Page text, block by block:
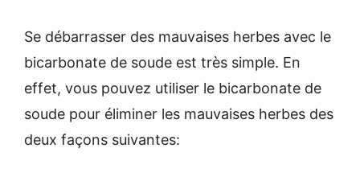
Se débarrasser des mauvaises herbes avec le
bicarbonate de soude est très simple. En
effet, vous pouvez utiliser le bicarbonate de
soude pour éliminer les mauvaises herbes des
deux façons suivantes: